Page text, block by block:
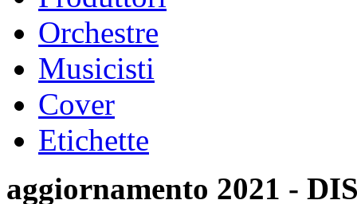
Orchestre
Musicisti
Cover
Etichette
aggiornamento 2021 -